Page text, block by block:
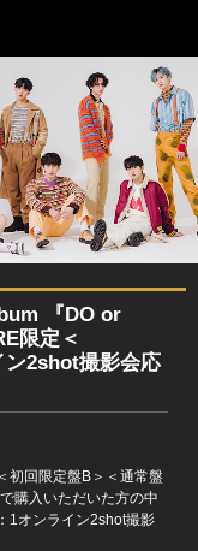
『DO or
限定＜
ン2shot撮影会応
初回限定盤B＞＜通常盤
購入いただいた方の中
1オンライン2shot撮影